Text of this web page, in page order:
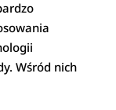
Wśród nich